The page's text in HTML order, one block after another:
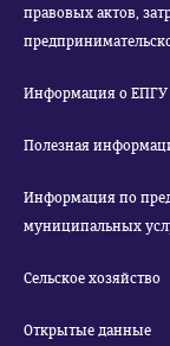
правовых актов,
Информация о ЕПГУ
Полезная
Информация по
муниципальных
Сельское хозяйство
Открытые данные